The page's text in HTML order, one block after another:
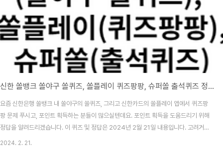
신한 쏠뱅크 쏠야구 쏠퀴즈, 쏠플레이 퀴즈팡팡, 슈퍼쏠 출석퀴즈 정답 2월 21일
요즘 신한은행 쏠뱅크 내 쏠야구의 쏠퀴즈, 그리고 신한카드의 쏠플레이 앱에서 퀴즈팡
팡 문제 푸시고, 포인트 획득하는 분들이 많으실텐데요. 포인트 획득을 도움드리기 위해
정답을 알려드리겠습니다. 이 퀴즈 및 정답은 2024년 2월 21일 내용입니다. 고려거란
전쟁 시청률 맞추기 이벤트 알아보기 목차 신한 쏠뱅크 쏠야구(쏠퀴즈) 2월 21일 문제
2024. 2. 21.